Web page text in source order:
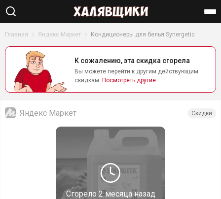
Найти
Главная Яндекс Маркет Кондиционеры для белья Synergetic
К сожалению, эта скидка сгорела
Вы можете перейти к другим действующим
скидкам. Посмотреть другие
Сгорело 2 месяца назад
Яндекс Маркет Скидки